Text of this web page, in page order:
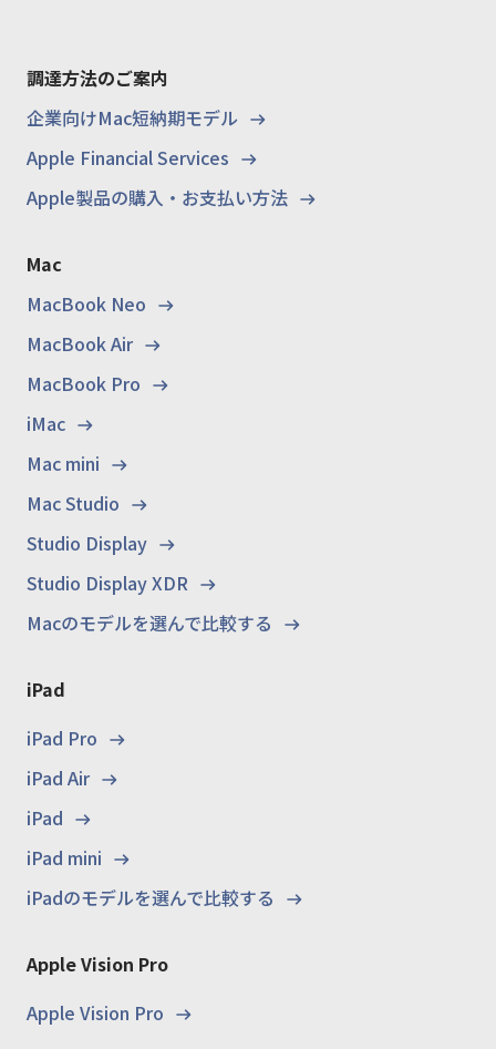
調達方法のご案内
企業向けMac短納期モデル
Apple Financial Services
Apple製品の購入・お支払い方法
Mac
MacBook Neo
MacBook Air
MacBook Pro
iMac
Mac mini
Mac Studio
Studio Display
Studio Display XDR
Macのモデルを選んで比較する
iPad
iPad Pro
iPad Air
iPad
iPad mini
iPadのモデルを選んで比較する
Apple Vision Pro
Apple Vision Pro